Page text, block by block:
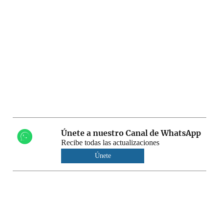
Únete a nuestro Canal de WhatsApp
Recibe todas las actualizaciones
Únete